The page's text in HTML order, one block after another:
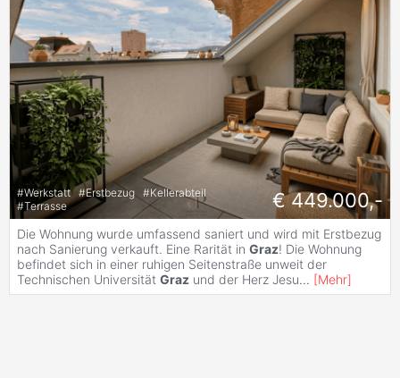
#Werkstatt #Erstbezug #Kellerabteil
#Terrasse € 449.000,-
Die Wohnung wurde umfassend saniert und wird mit Erstbezug
nach Sanierung verkauft. Eine Rarität in Graz! Die Wohnung
befindet sich in einer ruhigen Seitenstraße unweit der
Technischen Universität Graz und der Herz Jesu... [Mehr]